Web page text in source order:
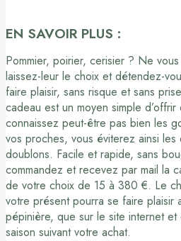
EN SAVOIR PLUS :
Pommier, poirier, cerisier ? Ne
laissez-leur le choix et détendez-
faire plaisir, sans risque et sans
cadeau est un moyen simple
connaissez peut-être pas bien les
vos proches, vous éviterez ainsi les
doublons. Facile et rapide, sans
commandez et recevez par mail la
de votre choix de 15 à 380 €. Le
votre présent pourra se faire plaisir
pépinière, que sur le site internet et
saison suivant votre achat.